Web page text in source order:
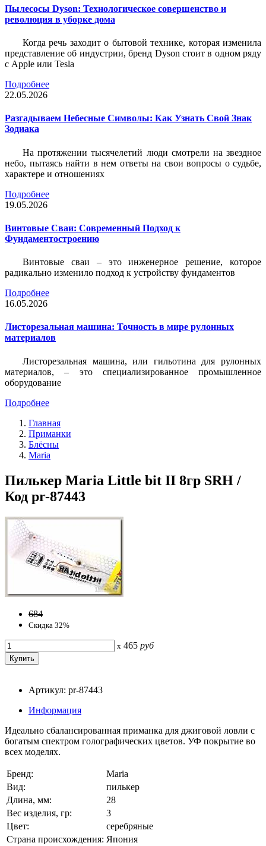
Пылесосы Dyson: Технологическое совершенство и
революция в уборке дома
Когда речь заходит о бытовой технике, которая изменила
представление об индустрии, бренд Dyson стоит в одном ряду
с Apple или Tesla
Подробнее
22.05.2026
Разгадываем Небесные Символы: Как Узнать Свой Знак
Зодиака
На протяжении тысячелетий люди смотрели на звездное
небо, пытаясь найти в нем ответы на свои вопросы о судьбе,
характере и отношениях
Подробнее
19.05.2026
Винтовые Сваи: Современный Подход к
Фундаментостроению
Винтовые сваи – это инженерное решение, которое
радикально изменило подход к устройству фундаментов
Подробнее
16.05.2026
Листорезальная машина: Точность в мире рулонных
материалов
Листорезальная машина, или гильотина для рулонных
материалов, – это специализированное промышленное
оборудование
Подробнее
Главная
Приманки
Блёсны
Maria
Пилькер Maria Little bit II 8гр SRH /
Код pr-87443
684
Скидка 32%
x 465 руб
Артикул: pr-87443
Информация
Идеально сбалансированная приманка для джиговой ловли с
богатым спектром голографических цветов. УФ покрытие во
всех моделях.
Бренд:
Maria
Вид:
пилькер
Длина, мм:
28
Вес изделия, гр:
3
Цвет:
серебряные
Страна происхождения: Япония